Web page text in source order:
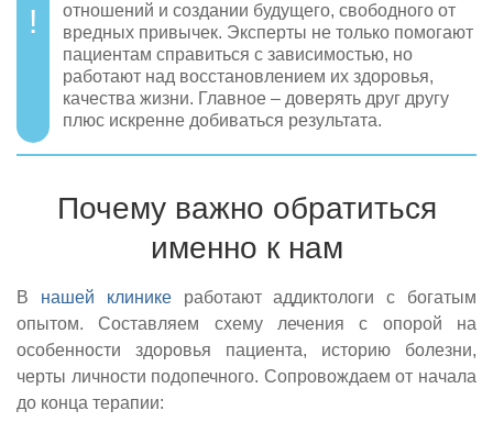
отношений и создании будущего, свободного от
вредных привычек. Эксперты не только помогают
пациентам справиться с зависимостью, но
работают над восстановлением их здоровья,
качества жизни. Главное – доверять друг другу
плюс искренне добиваться результата.
Почему важно обратиться
именно к нам
В нашей клиникеработают аддиктологи с богатым
опытом. Составляем схему лечения с опорой на
особенности здоровья пациента, историю болезни,
черты личности подопечного. Сопровождаем от начала
до конца терапии: